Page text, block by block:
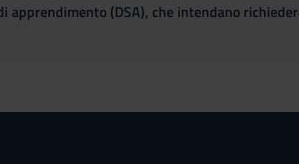
(DSA), che intendano